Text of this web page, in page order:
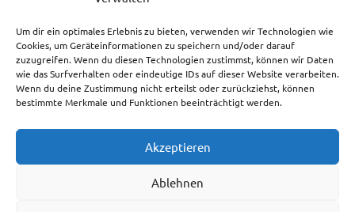
Um dir ein optimales Erlebnis zu bieten, verwenden wir Technologien wie
Cookies, um Geräteinformationen zu speichern und/oder darauf
zuzugreifen. Wenn du diesen Technologien zustimmst, können wir Daten
wie das Surfverhalten oder eindeutige IDs auf dieser Website verarbeiten.
Wenn du deine Zustimmung nicht erteilst oder zurückziehst, können
bestimmte Merkmale und Funktionen beeinträchtigt werden.
Akzeptieren
Ablehnen
zum Gutschein
Copyright © 2026 Das Atelier